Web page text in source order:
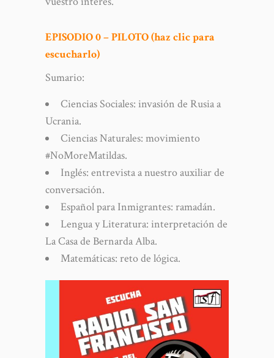
EPISODIO 0 – PILOTO (haz clic para
escucharlo)
Sumario:
Ciencias Sociales: invasión de Rusia a
Ucrania.
Ciencias Naturales: movimiento
#NoMoreMatildas.
Inglés: entrevista a nuestro auxiliar de
conversación.
Español para Inmigrantes: ramadán.
Lengua y Literatura: interpretación de
La Casa de Bernarda Alba.
Matemáticas: reto de lógica.